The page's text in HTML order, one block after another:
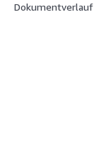
Dokumentverlauf